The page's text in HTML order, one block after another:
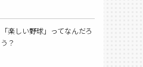
「楽しい野球」ってなんだろ
う？